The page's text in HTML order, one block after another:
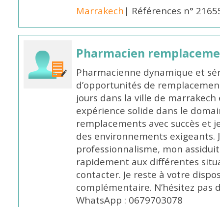
Marrakech | Références n°
Pharmacien
Pharmacienne dynamique et
d’opportunités de
jours dans la ville de marrakech
expérience solide dans le
remplacements avec succès et
des environnements exigeants.
professionnalisme, mon
rapidement aux différentes
contacter. Je reste à votre
complémentaire. N’hésitez
WhatsApp : 0679703078